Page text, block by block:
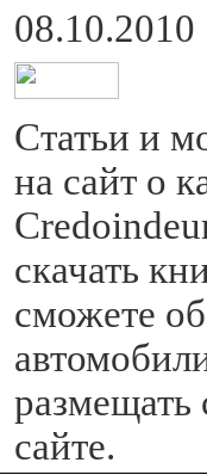
08.10.2010
Cтатьи и
на сайт о
скачать
сможете
размещать
сайте.